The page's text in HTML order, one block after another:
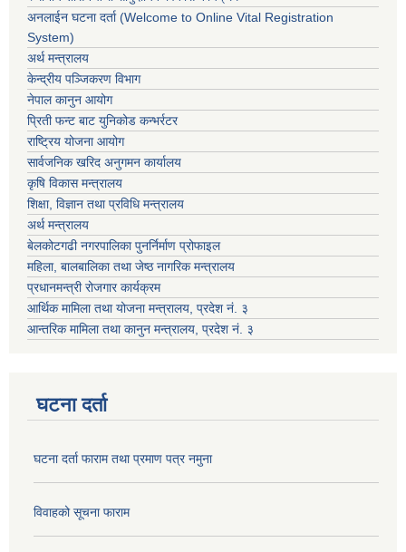
अनलाईन घटना दर्ता (Welcome to Online Vital Registration
System)
अर्थ मन्त्रालय
केन्द्रीय पञ्जिकरण विभाग
नेपाल कानुन आयोग
प्रिती फन्ट बाट युनिकोड कन्भर्रटर
राष्ट्रिय योजना आयोग
सार्वजनिक खरिद अनुगमन कार्यालय
कृषि विकास मन्त्रालय
शिक्षा, विज्ञान तथा प्रविधि मन्त्रालय
अर्थ मन्त्रालय
बेलकोटगढी नगरपालिका पुनर्निर्माण प्रोफाइल
महिला, बालबालिका तथा जेष्ठ नागरिक मन्त्रालय
प्रधानमन्त्री रोजगार कार्यक्रम
आर्थिक मामिला तथा योजना मन्त्रालय, प्रदेश नं. ३
आन्तरिक मामिला तथा कानुन मन्त्रालय, प्रदेश नं. ३
घटना दर्ता
घटना दर्ता फाराम तथा प्रमाण पत्र नमुना
विवाहको सूचना फाराम